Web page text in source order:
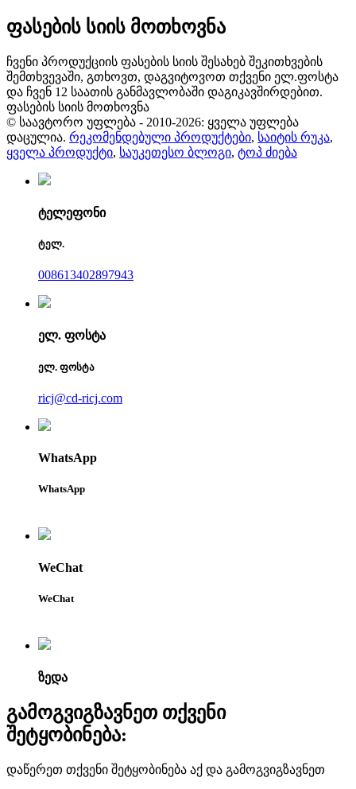
ფასების სიის მოთხოვნა
ჩვენი პროდუქციის ფასების სიის შესახებ შეკითხვების
შემთხვევაში, გთხოვთ, დაგვიტოვოთ თქვენი ელ.ფოსტა
და ჩვენ 12 საათის განმავლობაში დაგიკავშირდებით.
ფასების სიის მოთხოვნა
© საავტორო უფლება - 2010-2026: ყველა უფლება
დაცულია. რეკომენდებული პროდუქტები, საიტის რუკა,
ყველა პროდუქტი, საუკეთესო ბლოგი, ტოპ ძიება
ტელეფონი
ტელ.
008613402897943
ელ. ფოსტა
ელ. ფოსტა
ricj@cd-ricj.com
WhatsApp
WhatsApp
WeChat
WeChat
ზედა
გამოგვიგზავნეთ თქვენი
შეტყობინება:
დაწერეთ თქვენი შეტყობინება აქ და გამოგვიგზავნეთ